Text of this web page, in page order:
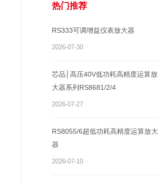
热门推荐
RS333可调增益仪表放大器
2026-07-30
芯品│高压40V低功耗高精度运算放
大器系列RS8681/2/4
2026-07-27
RS8055/6超低功耗高精度运算放大
器
2026-07-10